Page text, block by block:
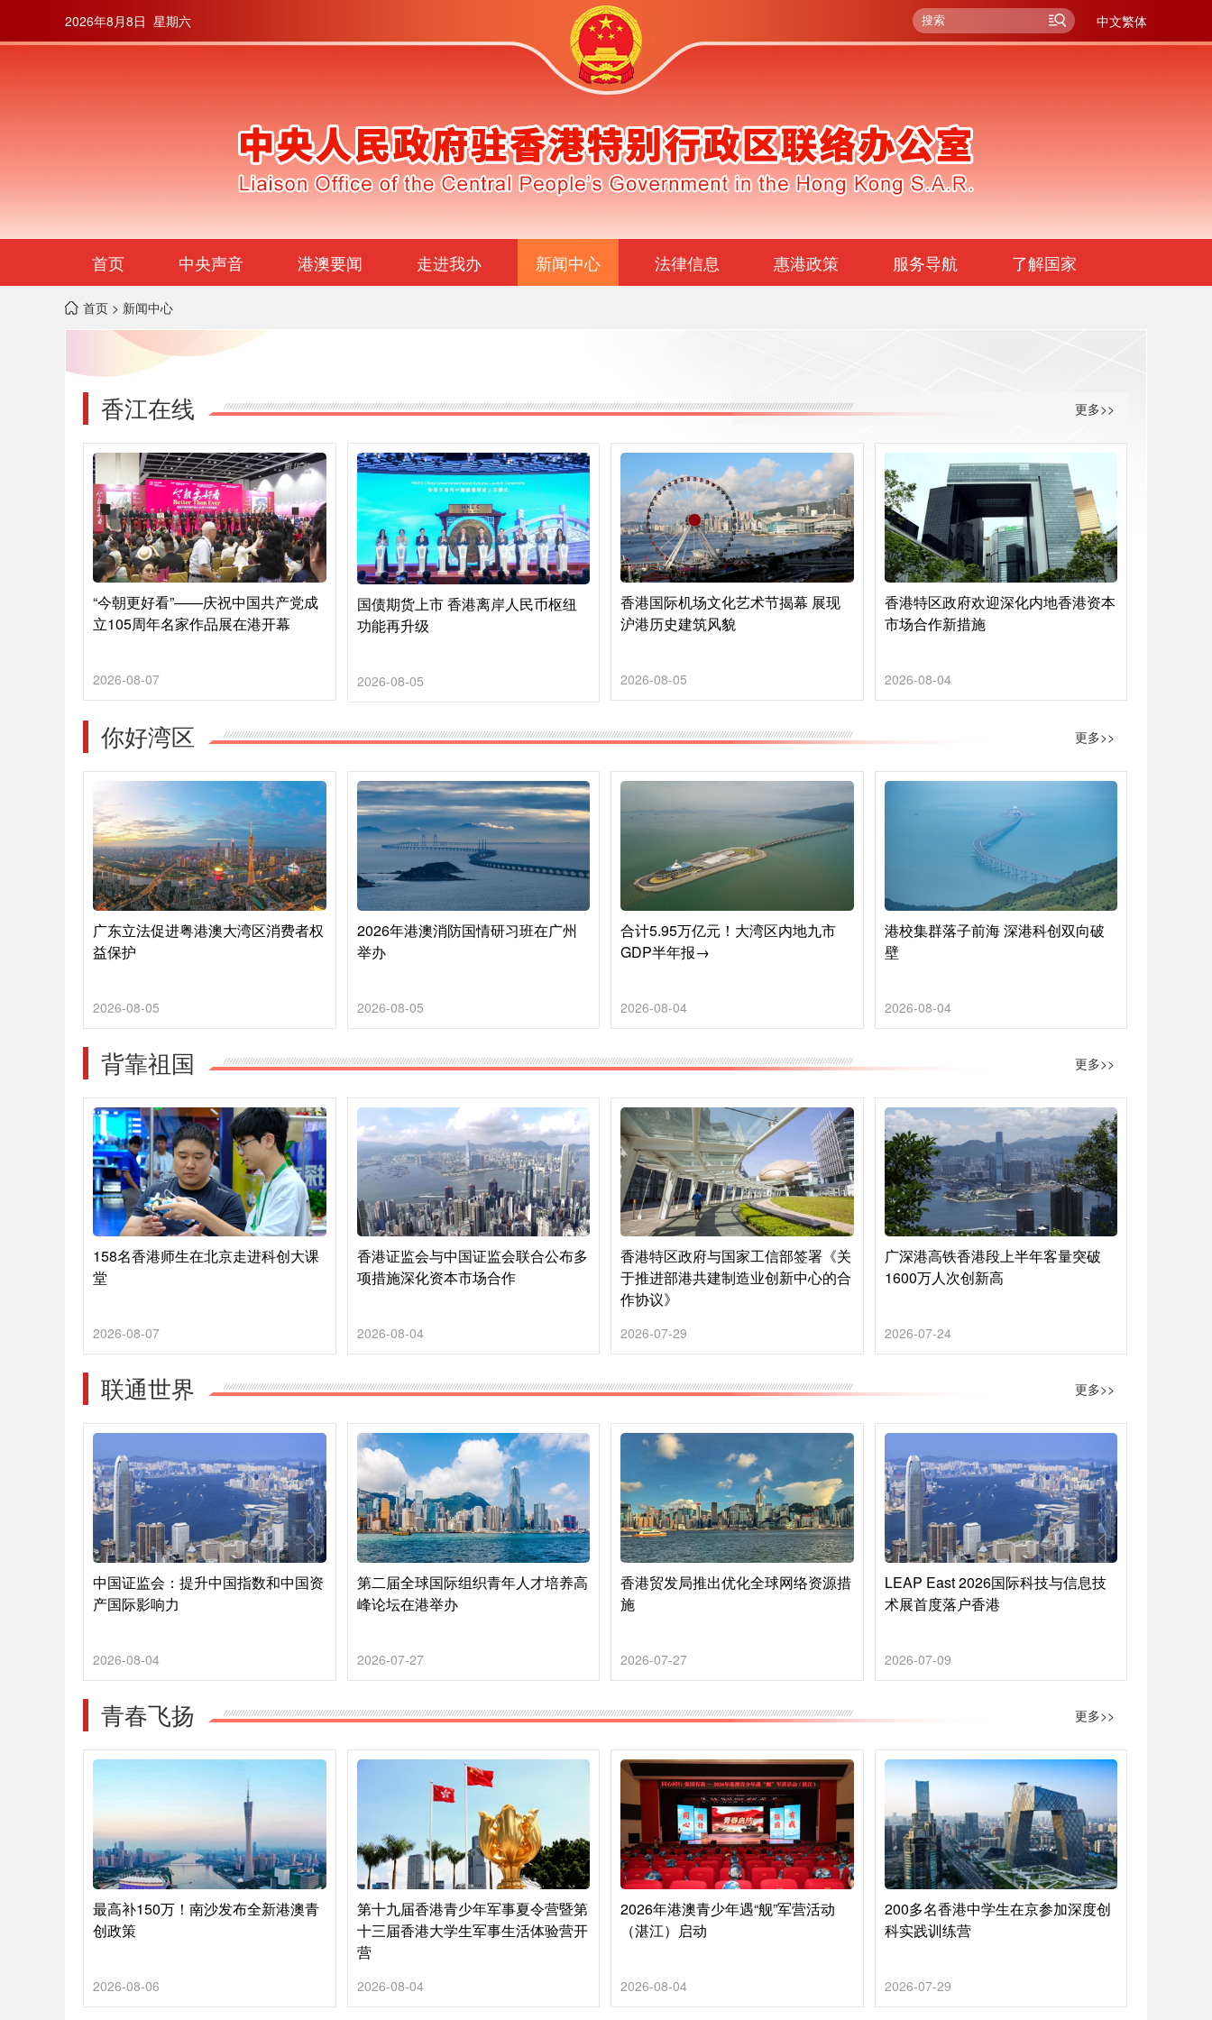
2026年8月8日 星期六 中文繁体
首页 中央声音 港澳要闻 走进我办 新闻中心 法律信息 惠港政策 服务导航 了解国家
首页 > 新闻中心
香江在线 更多>>
“今朝更好看”——庆祝中国共产党成
立105周年名家作品展在港开幕
2026-08-07
国债期货上市 香港离岸人民币枢纽
功能再升级
2026-08-05
香港国际机场文化艺术节揭幕 展现
沪港历史建筑风貌
2026-08-05
香港特区政府欢迎深化内地香港资本
市场合作新措施
2026-08-04
你好湾区 更多>>
广东立法促进粤港澳大湾区消费者权
益保护
2026-08-05
2026年港澳消防国情研习班在广州
举办
2026-08-05
合计5.95万亿元！大湾区内地九市
GDP半年报→
2026-08-04
港校集群落子前海 深港科创双向破
壁
2026-08-04
背靠祖国 更多>>
158名香港师生在北京走进科创大课
堂
2026-08-07
香港证监会与中国证监会联合公布多
项措施深化资本市场合作
2026-08-04
香港特区政府与国家工信部签署《关
于推进部港共建制造业创新中心的合
作协议》
2026-07-29
广深港高铁香港段上半年客量突破
1600万人次创新高
2026-07-24
联通世界 更多>>
中国证监会：提升中国指数和中国资
产国际影响力
2026-08-04
第二届全球国际组织青年人才培养高
峰论坛在港举办
2026-07-27
香港贸发局推出优化全球网络资源措
施
2026-07-27
LEAP East 2026国际科技与信息技
术展首度落户香港
2026-07-09
青春飞扬 更多>>
最高补150万！南沙发布全新港澳青
创政策
2026-08-06
第十九届香港青少年军事夏令营暨第
十三届香港大学生军事生活体验营开
营
2026-08-04
2026年港澳青少年遇“舰”军营活动
（湛江）启动
2026-08-04
200多名香港中学生在京参加深度创
科实践训练营
2026-07-29